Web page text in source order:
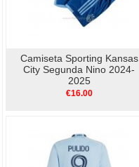
Camiseta Sporting Kansas
City Segunda Nino 2024-
2025
€16.00